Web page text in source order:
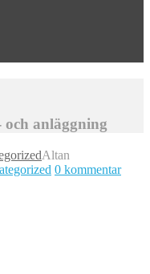
anläggning
Altan
0 kommentar